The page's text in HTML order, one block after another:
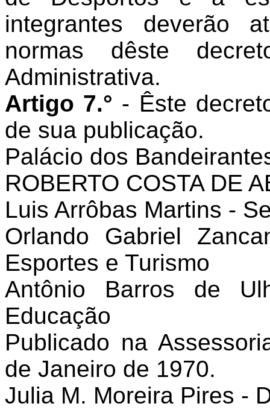
integrantes deverão
normas dêste
Administrativa.
Artigo 7.° - Êste
de sua publicação.
Palácio dos
ROBERTO COSTA DE
Luis Arrôbas Martins -
Orlando Gabriel
Esportes e Turismo
Antônio Barros de
Educação
Publicado na
de Janeiro de 1970.
Julia M. Moreira Pires -